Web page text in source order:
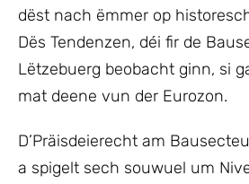
dëst nach ëmmer op
Dës Tendenzen, déi fir de
Lëtzebuerg beobacht ginn, si
mat deene vun der Eurozon.
D’Präisdeierecht am
a spigelt sech souwuel um